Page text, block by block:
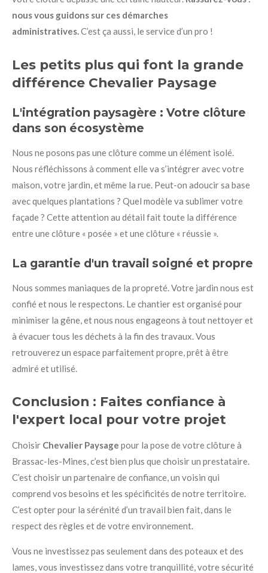
nous vous guidons sur ces démarches
administratives.C’est ça aussi, le service d’un pro !
Les petits plus qui font la grande
différence Chevalier Paysage
L'intégration paysagère : Votre clôture
dans son écosystème
Nous ne posons pas une clôture comme un élément isolé.
Nous réfléchissons à comment elle va s’intégrer avec votre
maison, votre jardin, et même la rue. Peut-on adoucir sa base
avec quelques plantations ? Quel modèle va sublimer votre
façade ? Cette attention au détail fait toute la différence
entre une clôture « posée » et une clôture « réussie ».
La garantie d'un travail soigné et propre
Nous sommes maniaques de la propreté. Votre jardin nous est
confié et nous le respectons. Le chantier est organisé pour
minimiser la gêne, et nous nous engageons à tout nettoyer et
à évacuer tous les déchets à la fin des travaux. Vous
retrouverez un espace parfaitement propre, prêt à être
admiré et utilisé.
Conclusion : Faites confiance à
l'expert local pour votre projet
Choisir Chevalier Paysage pour la pose de votre clôture à
Brassac-les-Mines, c’est bien plus que choisir un prestataire.
C’est choisir un partenaire de confiance, un voisin qui
comprend vos besoins et les spécificités de notre territoire.
C’est opter pour la sérénité d’un travail bien fait, dans le
respect des règles et de votre environnement.
Vous ne investissez pas seulement dans des poteaux et des
lames, vous investissez dans votre tranquillité, votre sécurité